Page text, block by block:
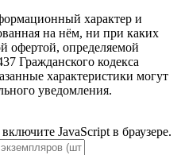
характер и
на нём, ни при каких
офертой, определяемой
Гражданского кодекса
характеристики могут
уведомления.
JavaScript в браузере.